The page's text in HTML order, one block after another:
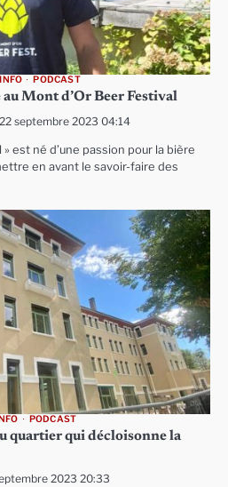
PODCAST
Mont d’Or Beer Festival
septembre 2023 04:14
est né d’une passion pour la bière
en avant le savoir-faire des
PODCAST
quartier qui décloisonne la
2023 20:33